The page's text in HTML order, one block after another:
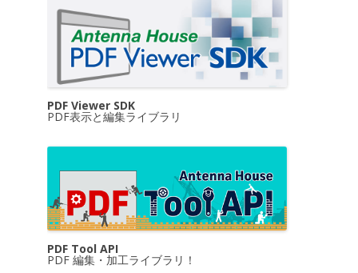
PDF Viewer SDK
PDF表示と編集ライブラリ
PDF Tool API
PDF 編集・加工ライブラリ！